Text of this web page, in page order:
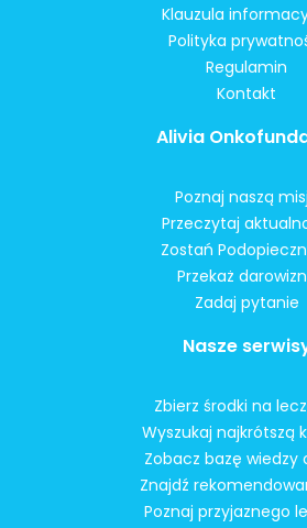
Klauzula
Polityka
Regulamin
Kontakt
Alivia
Poznaj naszą
Przeczytaj
Zostań
Przekaż
Zadaj pytanie
Nasze
Zbierz środki na
Wyszukaj najkrótszą
Zobacz bazę wiedzy
Znajdź
Poznaj przyjaznego